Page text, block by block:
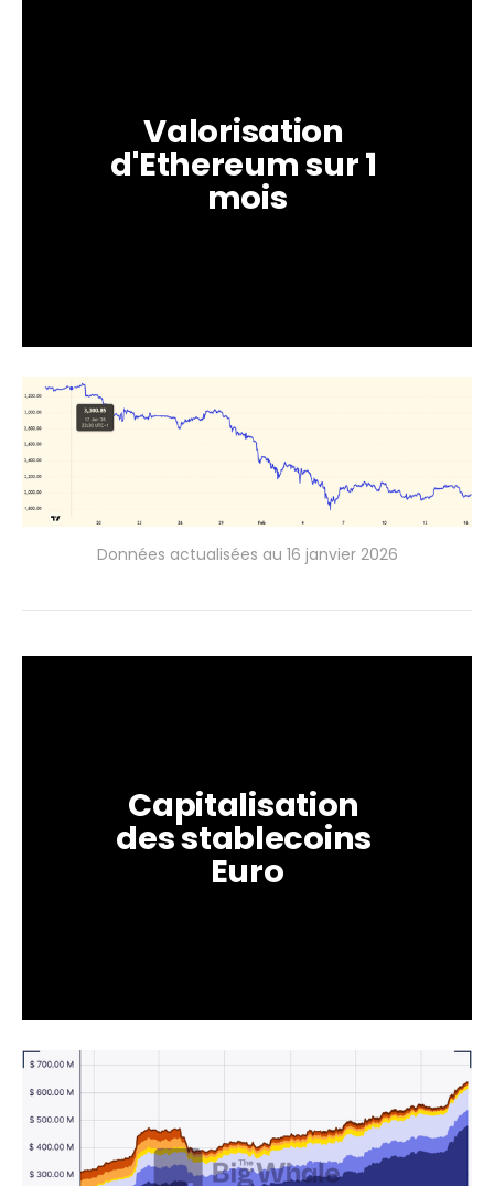
Valorisation
d'Ethereum sur 1
mois
Données actualisées au 16 janvier 2026
Capitalisation
des stablecoins
Euro